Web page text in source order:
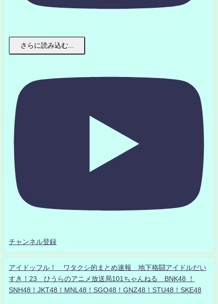
さらに読み込む...
チャンネル登録
アイドッフル！ ワタクシ的まとめ速報 地下格闘アイドルだい
すき！23 ひうらのアニメ放送局101ちゃんねる BNK48 ！
SNH48！JKT48！MNL48！SGO48！GNZ48！STU48！SKE48